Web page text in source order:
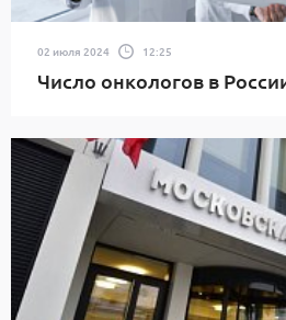
02 июля 2024 12:25
Число онкологов в